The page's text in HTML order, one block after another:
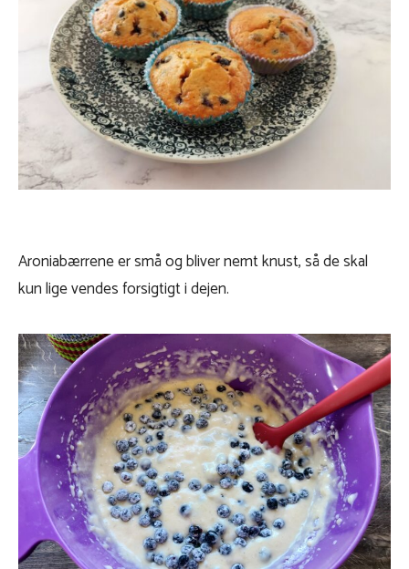
Aroniabærrene er små og bliver nemt knust, så de skal
kun lige vendes forsigtigt i dejen.